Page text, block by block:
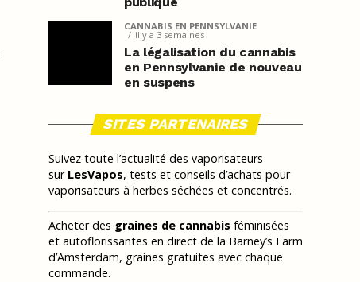
CANNABIS EN PENNSYLVANIE
il y a 3 semaines
La légalisation du cannabis
en Pennsylvanie de nouveau
en suspens
SITES PARTENAIRES
Suivez toute l’actualité des vaporisateurs
sur LesVapos, tests et conseils d’achats pour
vaporisateurs à herbes séchées et concentrés.
Acheter des graines de cannabis féminisées
et autoflorissantes en direct de la Barney’s Farm
d’Amsterdam, graines gratuites avec chaque
commande.